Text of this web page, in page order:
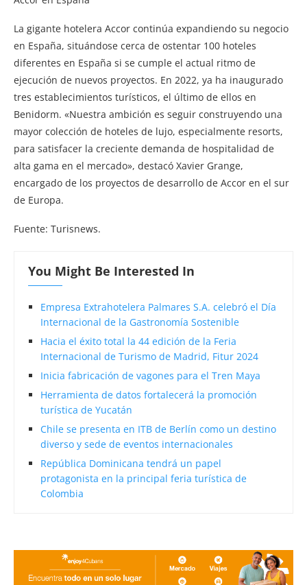
La gigante hotelera Accor continúa expandiendo su negocio
en España, situándose cerca de ostentar 100 hoteles
diferentes en España si se cumple el actual ritmo de
ejecución de nuevos proyectos. En 2022, ya ha inaugurado
tres establecimientos turísticos, el último de ellos en
Benidorm. «Nuestra ambición es seguir construyendo una
mayor colección de hoteles de lujo, especialmente resorts,
para satisfacer la creciente demanda de hospitalidad de
alta gama en el mercado», destacó Xavier Grange,
encargado de los proyectos de desarrollo de Accor en el sur
de Europa.
Fuente: Turisnews.
You Might Be Interested In
Empresa Extrahotelera Palmares S.A. celebró el Día
Internacional de la Gastronomía Sostenible
Hacia el éxito total la 44 edición de la Feria
Internacional de Turismo de Madrid, Fitur 2024
Inicia fabricación de vagones para el Tren Maya
Herramienta de datos fortalecerá la promoción
turística de Yucatán
Chile se presenta en ITB de Berlín como un destino
diverso y sede de eventos internacionales
República Dominicana tendrá un papel
protagonista en la principal feria turística de
Colombia